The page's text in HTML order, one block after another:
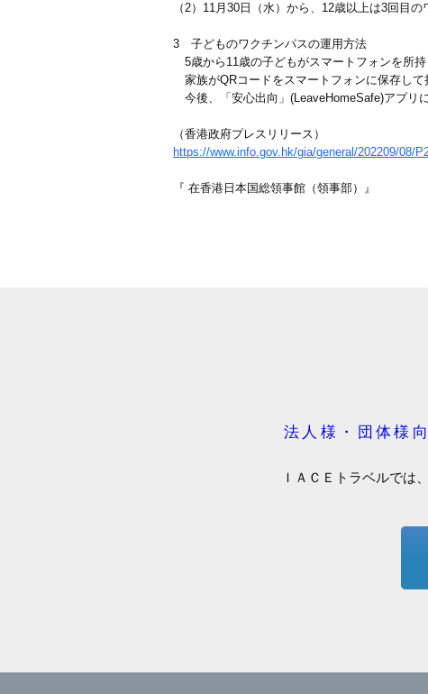
（2）11月30日（水）から、12歳以上は3回目
3 子どものワクチンパスの運用方法
5歳から11歳の子どもがスマートフォンを所
家族がQRコードをスマートフォンに保存して
今後、「安心出向」(LeaveHomeSafe)アプリ
（香港政府プレスリリース）
https://www.info.gov.hk/gia/general/202209/08/
『 在香港日本国総領事館（領事部）』
法人様・団体様
ＩＡＣＥトラベルでは